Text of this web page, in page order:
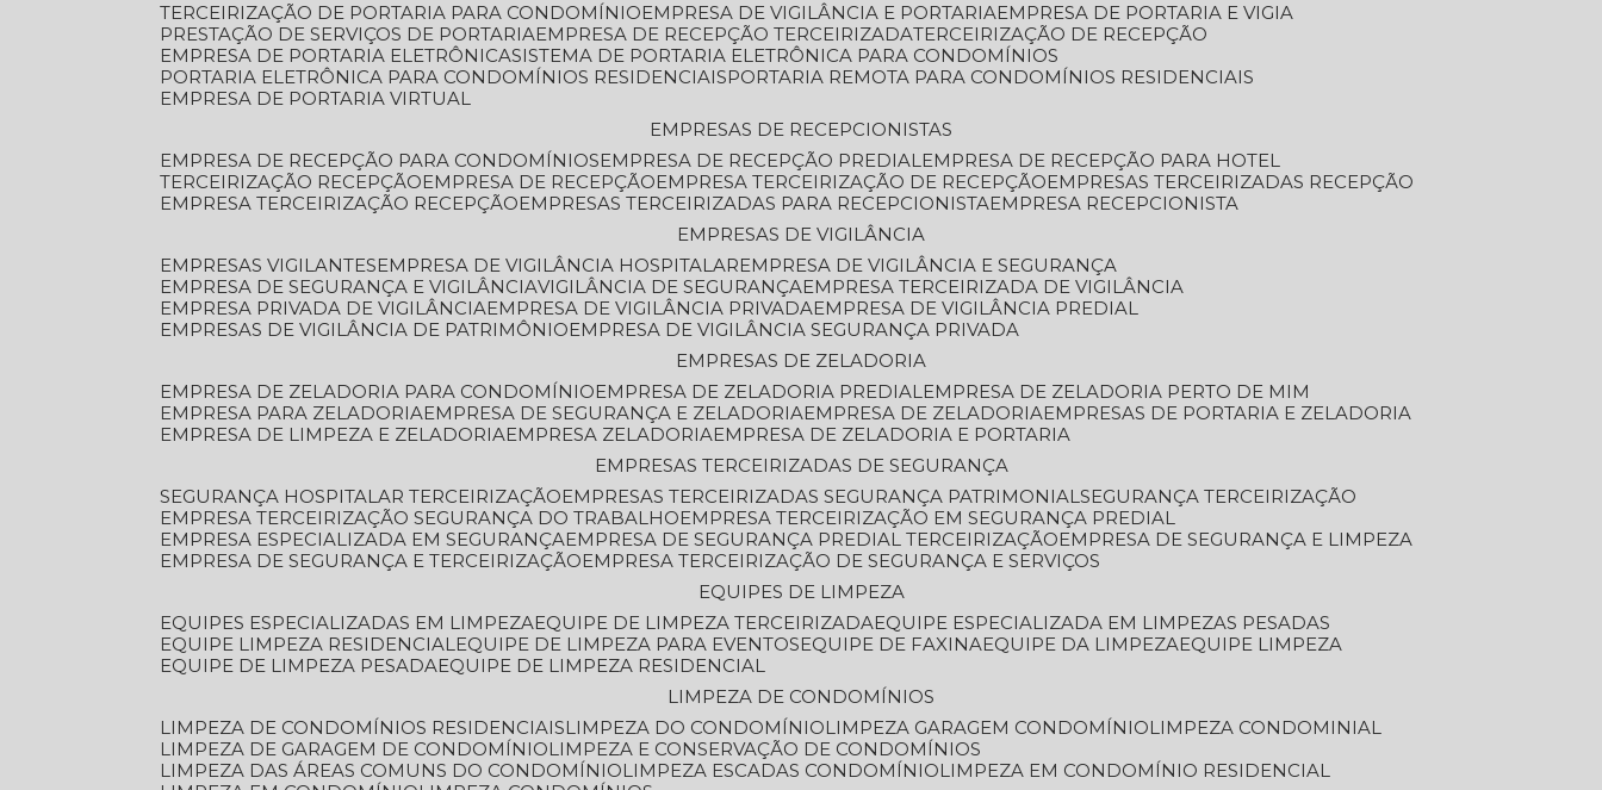
TERCEIRIZAÇÃO DE PORTARIA PARA CONDOMÍNIO
EMPRESA DE VIGILÂNCIA E PORTARIA
EMPRESA DE PORTARIA E VIGIA
PRESTAÇÃO DE SERVIÇOS DE PORTARIA
EMPRESA DE RECEPÇÃO TERCEIRIZADA TERCEIRIZAÇÃO DE RECEPÇÃO
EMPRESA DE PORTARIA ELETRÔNICA SISTEMA DE PORTARIA ELETRÔNICA PARA CONDOMÍNIOS
PORTARIA ELETRÔNICA PARA CONDOMÍNIOS RESIDENCIAIS
PORTARIA REMOTA PARA CONDOMÍNIOS RESIDENCIAIS
EMPRESA DE PORTARIA VIRTUAL
EMPRESAS DE RECEPCIONISTAS
EMPRESA DE RECEPÇÃO PARA CONDOMÍNIOS
EMPRESA DE RECEPÇÃO PREDIAL
EMPRESA DE RECEPÇÃO PARA HOTEL
TERCEIRIZAÇÃO RECEPÇÃO
EMPRESA DE RECEPÇÃO EMPRESA TERCEIRIZAÇÃO DE RECEPÇÃO
EMPRESAS TERCEIRIZADAS RECEPÇÃO
EMPRESA TERCEIRIZAÇÃO RECEPÇÃO
EMPRESAS TERCEIRIZADAS PARA RECEPCIONISTA
EMPRESA RECEPCIONISTA
EMPRESAS DE VIGILÂNCIA
EMPRESAS VIGILANTES
EMPRESA DE VIGILÂNCIA HOSPITALAR
EMPRESA DE VIGILÂNCIA E SEGURANÇA
EMPRESA DE SEGURANÇA E VIGILÂNCIA VIGILÂNCIA DE SEGURANÇA
EMPRESA TERCEIRIZADA DE VIGILÂNCIA
EMPRESA PRIVADA DE VIGILÂNCIA
EMPRESA DE VIGILÂNCIA PRIVADA
EMPRESA DE VIGILÂNCIA PREDIAL
EMPRESAS DE VIGILÂNCIA DE PATRIMÔNIO
EMPRESA DE VIGILÂNCIA SEGURANÇA PRIVADA
EMPRESAS DE ZELADORIA
EMPRESA DE ZELADORIA PARA CONDOMÍNIO
EMPRESA DE ZELADORIA PREDIAL
EMPRESA DE ZELADORIA PERTO DE MIM
EMPRESA PARA ZELADORIA
EMPRESA DE SEGURANÇA E ZELADORIA EMPRESA DE ZELADORIA
EMPRESAS DE PORTARIA E ZELADORIA
EMPRESA DE LIMPEZA E ZELADORIA
EMPRESA ZELADORIA
EMPRESA DE ZELADORIA E PORTARIA
EMPRESAS TERCEIRIZADAS DE SEGURANÇA
SEGURANÇA HOSPITALAR TERCEIRIZAÇÃO
EMPRESAS TERCEIRIZADAS SEGURANÇA PATRIMONIAL SEGURANÇA TERCEIRIZAÇÃO
EMPRESA TERCEIRIZAÇÃO SEGURANÇA DO TRABALHO
EMPRESA TERCEIRIZAÇÃO EM SEGURANÇA PREDIAL
EMPRESA ESPECIALIZADA EM SEGURANÇA
EMPRESA DE SEGURANÇA PREDIAL TERCEIRIZAÇÃO
EMPRESA DE SEGURANÇA E LIMPEZA
EMPRESA DE SEGURANÇA E TERCEIRIZAÇÃO
EMPRESA TERCEIRIZAÇÃO DE SEGURANÇA E SERVIÇOS
EQUIPES DE LIMPEZA
EQUIPES ESPECIALIZADAS EM LIMPEZA EQUIPE DE LIMPEZA TERCEIRIZADA EQUIPE ESPECIALIZADA EM LIMPEZAS PESADAS
EQUIPE LIMPEZA RESIDENCIAL EQUIPE DE LIMPEZA PARA EVENTOS EQUIPE DE FAXINA EQUIPE DA LIMPEZA EQUIPE LIMPEZA
EQUIPE DE LIMPEZA PESADA EQUIPE DE LIMPEZA RESIDENCIAL
LIMPEZA DE CONDOMÍNIOS
LIMPEZA DE CONDOMÍNIOS RESIDENCIAIS
LIMPEZA DO CONDOMÍNIO LIMPEZA GARAGEM CONDOMÍNIO
LIMPEZA CONDOMINIAL
LIMPEZA DE GARAGEM DE CONDOMÍNIO
LIMPEZA E CONSERVAÇÃO DE CONDOMÍNIOS
LIMPEZA DAS ÁREAS COMUNS DO CONDOMÍNIO
LIMPEZA ESCADAS CONDOMÍNIO
LIMPEZA EM CONDOMÍNIO RESIDENCIAL